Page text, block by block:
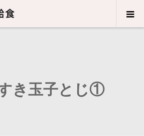
き玉子とじ①